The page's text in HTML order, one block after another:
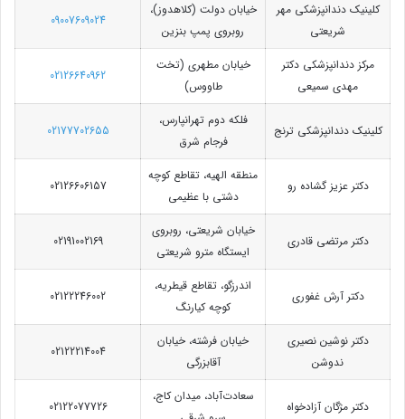
کلینیک دندانپزشکی مهر
شریعتی
خیابان دولت (کلاهدوز)،
روبروی پمپ بنزین
09007609024
مرکز دندانپزشکی دکتر
مهدی سمیعی
خیابان مطهری (تخت
طاووس)
02126640962
کلینیک دندانپزشکی ترنج
فلکه دوم تهرانپارس،
فرجام شرق
02177702655
دکتر عزیز گشاده رو
منطقه الهیه، تقاطع کوچه
دشتی با عظیمی
02126606157
دکتر مرتضی قادری
خیابان شریعتی، روبروی
ایستگاه مترو شریعتی
02191002169
دکتر آرش غفوری
اندرزگو، تقاطع قیطریه،
کوچه کیارنگ
02122246002
دکتر نوشین نصیری
ندوشن
خیابان فرشته، خیابان
آقابزرگی
02122214004
دکتر مژگان آزادخواه
سعادت‌آباد، میدان کاج،
02122077726